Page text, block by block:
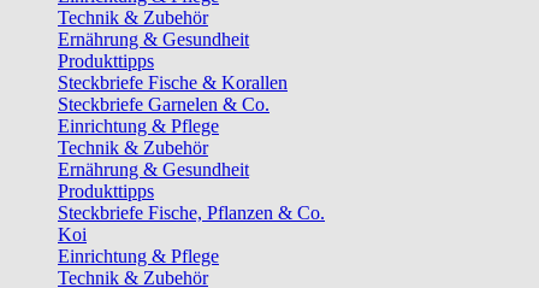
Technik & Zubehör
Ernährung & Gesundheit
Produkttipps
Steckbriefe Fische & Korallen
Steckbriefe Garnelen & Co.
Einrichtung & Pflege
Technik & Zubehör
Ernährung & Gesundheit
Produkttipps
Steckbriefe Fische, Pflanzen & Co.
Koi
Einrichtung & Pflege
Technik & Zubehör